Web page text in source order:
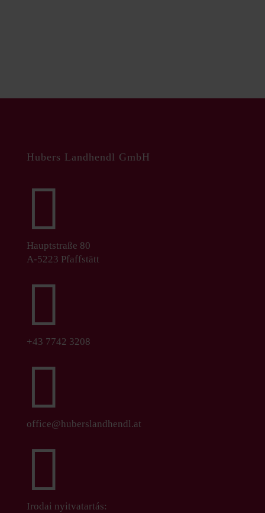
Hubers Landhendl GmbH

Hauptstraße 80
A-5223 Pfaffstätt

+43 7742 3208

office@huberslandhendl.at

Irodai nyitvatartás: